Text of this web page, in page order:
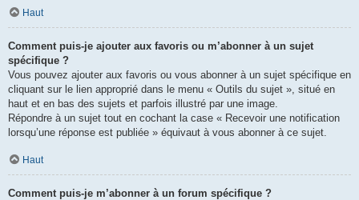
Haut
Comment puis-je ajouter aux favoris ou m’abonner à un sujet
spécifique ?
Vous pouvez ajouter aux favoris ou vous abonner à un sujet spécifique en
cliquant sur le lien approprié dans le menu « Outils du sujet », situé en
haut et en bas des sujets et parfois illustré par une image.
Répondre à un sujet tout en cochant la case « Recevoir une notification
lorsqu’une réponse est publiée » équivaut à vous abonner à ce sujet.
Haut
Comment puis-je m’abonner à un forum spécifique ?